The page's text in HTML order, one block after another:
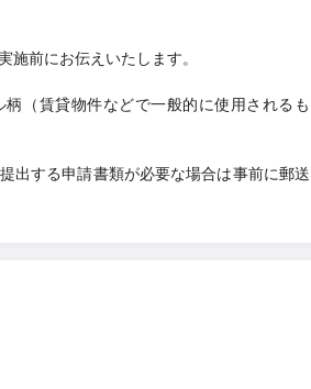
施前にお伝えいたします。
（賃貸物件などで一般的に使用されるも
出する申請書類が必要な場合は事前に郵送